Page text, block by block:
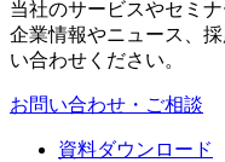
当社のサービスやセミ
企業情報やニュース、
い合わせください。
お問い合わせ・ご相談
資料ダウンロード